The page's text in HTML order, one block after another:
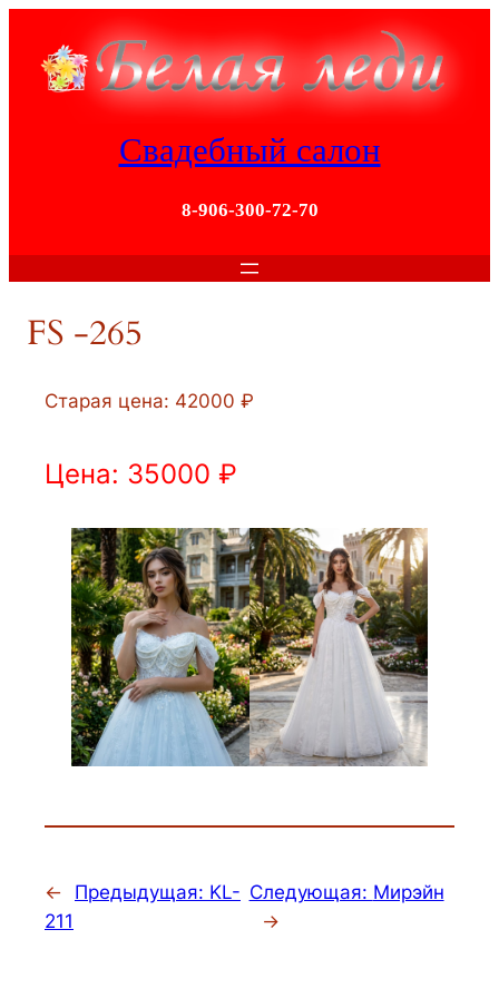
содержимому
Свадебный салон
8-906-300-72-70
FS -265
Старая цена: 42000 ₽
Цена: 35000 ₽
← Предыдущая: KL-
211
Следующая: Мирэйн
→